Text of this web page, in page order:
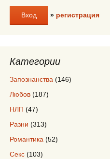
» регистрация
Категории
Запознанства (146)
Любов (187)
НЛП (47)
Разни (313)
Романтика (52)
Секс (103)